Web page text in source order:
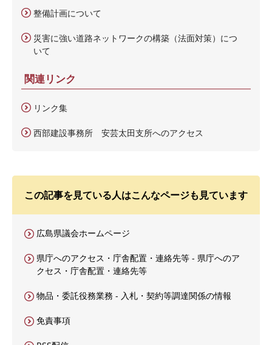
整備計画について
災害に強い道路ネットワークの構築（法面対策）につ
いて
関連リンク
リンク集
西部建設事務所 安芸太田支所へのアクセス
この記事を見ている人はこんなページも見ています
広島県議会ホームページ
県庁へのアクセス・庁舎配置・連絡先等 - 県庁へのア
クセス・庁舎配置・連絡先等
物品・委託役務業務 - 入札・契約等調達関係の情報
免責事項